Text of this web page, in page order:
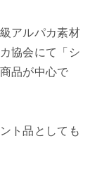
アルパカ素材
協会にて「シ
品が中心で
ト品としても